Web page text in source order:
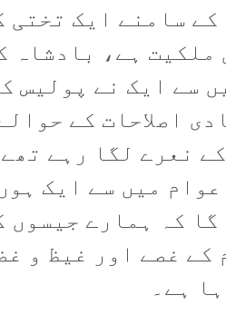
سامنے ایک تختی
ملکیت ہے،
سے ایک نے
اصلاحات کے
نعرے لگا رہے
میں سے ایک
کہ ہمارے
غصے اور غیظ و
ہے۔